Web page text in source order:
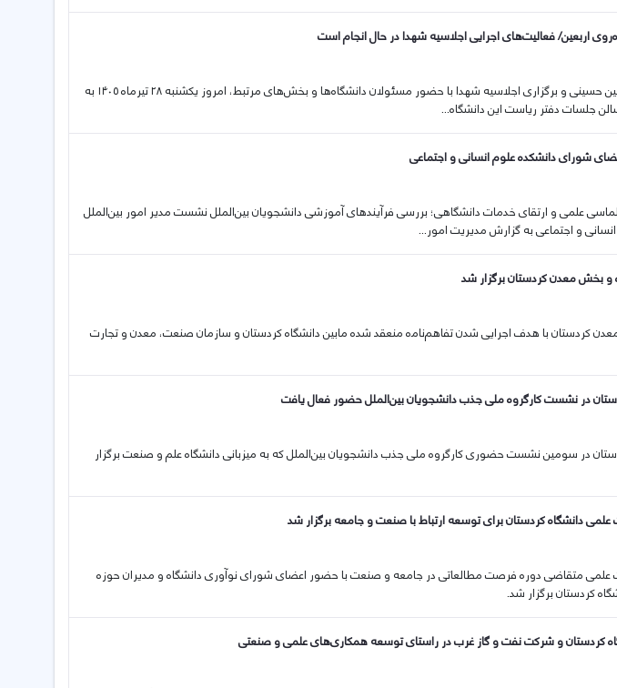
اربعین/ فعالیت‌های اجرایی اجلاسیه شهدا در حال انجام است
جلسه هماهنگی برنامه‌های اربعین حسینی و برگزاری اجلاسیه شهدا با حضور مسئولان دانشگاه‌ها و بخش‌های مرتبط، امروز یکشنبه ۲۸ تیرماه ۱٤۰٥ به
جلسات دفتر ریاست این دانشگاه...
شورای دانشکده علوم انسانی و اجتماعی
دیپلماسی علمی و ارتقای خدمات دانشگاهی؛ بررسی فرآیندهای آموزشی دانشجویان بین‌الملل نشست مدیر امور بین‌الملل
و اجتماعی به گزارش مدیریت امور...
بخش معدن کردستان برگزار شد
کردستان با هدف اجرایی شدن تفاهم‌نامە منعقد شدە مابین دانشگاە کردستان و سازمان صنعت، معدن و تجارت
در نشست کارگروه ملی جذب دانشجویان بین‌الملل حضور فعال یافت
در سومین نشست حضوری کارگروه ملی جذب دانشجویان بین‌الملل که به میزبانی دانشگاه علم و صنعت برگزار
دانشگاه کردستان برای توسعه ارتباط با صنعت و جامعه برگزار شد
متقاضی دوره فرصت مطالعاتی در جامعه و صنعت با حضور اعضای شورای نوآوری دانشگاه و مدیران حوزه
کردستان برگزار شد.
کردستان و شرکت نفت و گاز غرب در راستای توسعه همکاری‌های علمی و صنعتی